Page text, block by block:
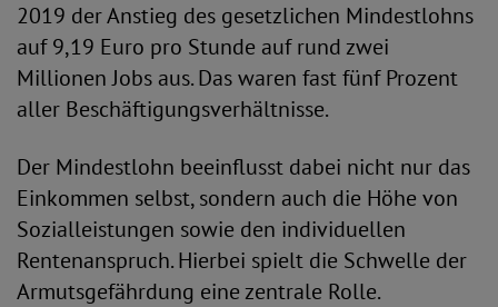
2019 der Anstieg des gesetzlichen Mindestlohns
auf 9,19 Euro pro Stunde auf rund zwei
Millionen Jobs aus. Das waren fast fünf Prozent
aller Beschäftigungsverhältnisse.
Der Mindestlohn beeinflusst dabei nicht nur das
Einkommen selbst, sondern auch die Höhe von
Sozialleistungen sowie den individuellen
Rentenanspruch. Hierbei spielt die Schwelle der
Armutsgefährdung eine zentrale Rolle.